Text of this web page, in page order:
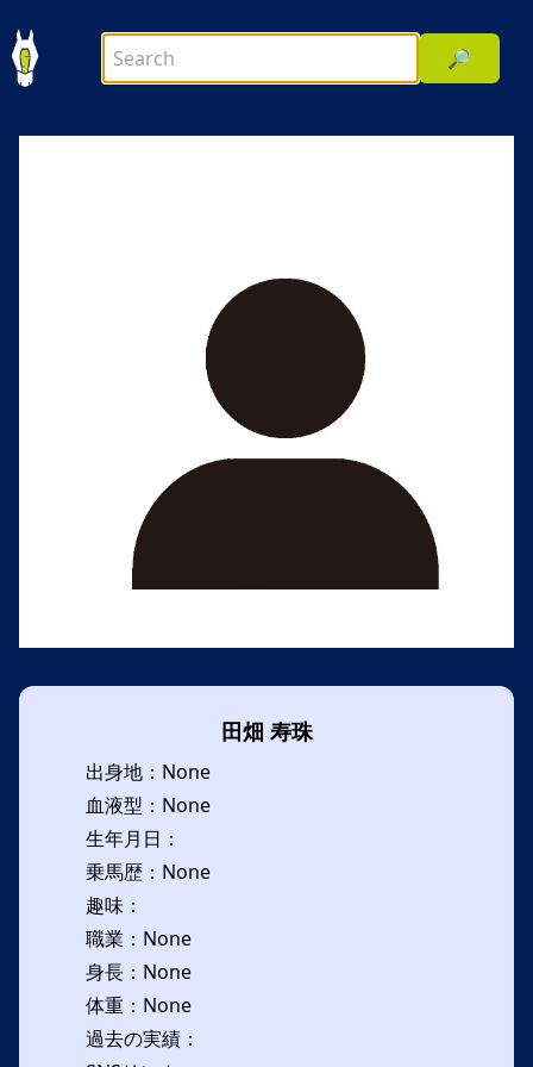
🔎
田畑 寿珠
出身地：None
血液型：None
生年月日：
乗馬歴：None
趣味：
職業：None
身長：None
体重：None
過去の実績：